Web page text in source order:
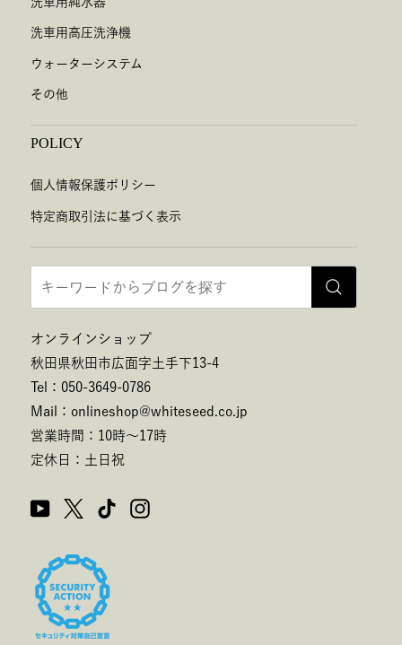
洗車用高圧洗浄機
ウォーターシステム
その他
POLICY
個人情報保護ポリシー
特定商取引法に基づく表示
オンラインショップ
秋田県秋田市広面字土手下13-4
Tel：050-3649-0786
Mail：onlineshop@whiteseed.co.jp
営業時間：10時～17時
定休日：土日祝